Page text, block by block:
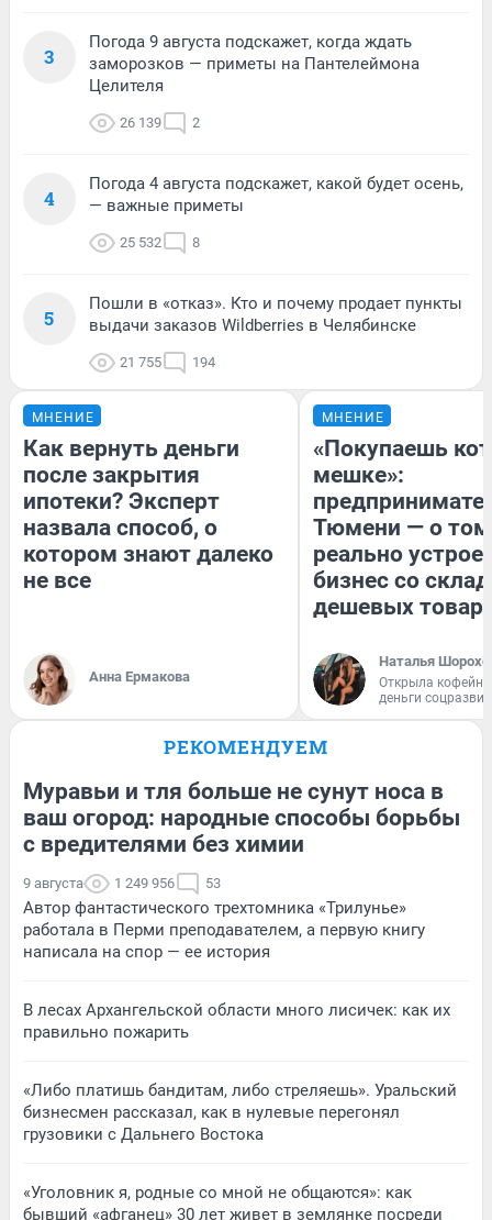
3
Погода 9 августа подскажет, когда ждать
заморозков — приметы на Пантелеймона
Целителя
26 139 2
4
Погода 4 августа подскажет, какой будет осень,
— важные приметы
25 532 8
5
Пошли в «отказ». Кто и почему продает пункты
выдачи заказов Wildberries в Челябинске
21 755 194
МНЕНИЕ
Как вернуть деньги
после закрытия
ипотеки? Эксперт
назвала способ, о
котором знают далеко
не все
Анна Ермакова
МНЕНИЕ
«Покупаешь
мешке»:
Тюмени — о
реально
бизнес со
дешевых
Наталья
Открыла
деньги
РЕКОМЕНДУЕМ
Муравьи и тля больше не сунут носа в
ваш огород: народные способы борьбы
с вредителями без химии
9 августа 1 249 956 53
Автор фантастического трехтомника «Трилунье»
работала в Перми преподавателем, а первую книгу
написала на спор — ее история
В лесах Архангельской области много лисичек: как их
правильно пожарить
«Либо платишь бандитам, либо стреляешь». Уральский
бизнесмен рассказал, как в нулевые перегонял
грузовики с Дальнего Востока
«Уголовник я, родные со мной не общаются»: как
бывший «афганец» 30 лет живет в землянке посреди